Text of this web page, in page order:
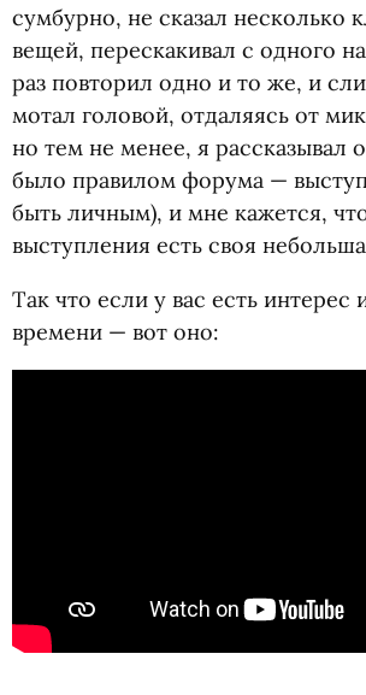
сумбурно, не сказал несколько
вещей, перескакивал с одного
раз повторил одно и то же, и
мотал головой, отдаляясь от
но тем не менее, я рассказывал
было правилом форума —
быть личным), и мне кажется,
выступления есть своя
Так что если у вас есть интерес
времени — вот оно: